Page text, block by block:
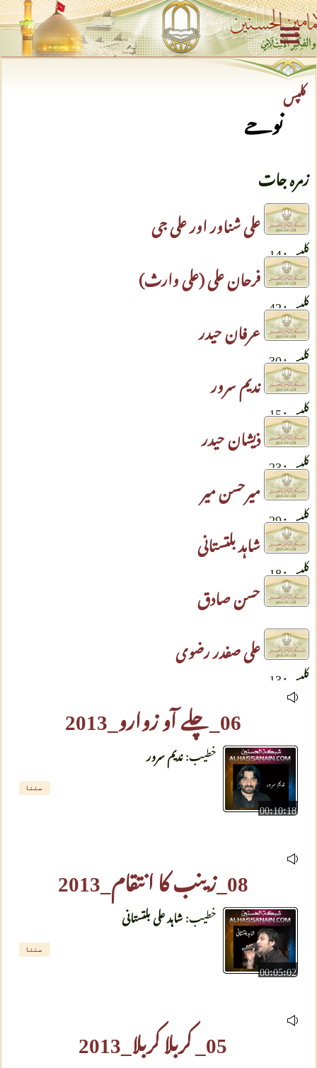
کلپس
نوحے
زمرہ جات
علی شناور اور علی جی
کلپس: 14
فرحان علی (علی وارث)
کلپس: 42
عرفان حیدر
کلپس: 30
ندیم سرور
کلپس: 15
ذیشان حیدر
کلپس: 23
میرحسن میر
کلپس: 29
شاہد بلتستانی
کلپس: 18
حسن صادق
علی صفدر رضوی
کلپس: 13
06_چلے آو زوارو_2013
00:10:18
خطیب:ندیم سرور
سننا
08_زینب کا انتقام_2013
00:05:02
خطیب:شاہد علی بلتستانی
سننا
05_ کربلا کربلا_2013